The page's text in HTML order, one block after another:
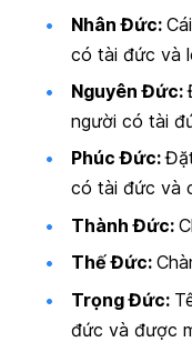
Nhân Đức:
có tài đức và
Nguyên Đức:
người có tài
Phúc Đức:
có tài đức và
Thành Đức:
Thế Đức:
Trọng Đức:
đức và được